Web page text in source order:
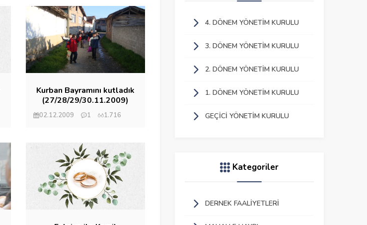
Kurban Bayramını kutladık
(27/28/29/30.11.2009)
02.12.2009 1
1.716
4. DÖNEM YÖNETIM KURULU
3. DÖNEM YÖNETIM KURULU
2. DÖNEM YÖNETIM KURULU
1. DÖNEM YÖNETIM KURULU
GEÇICI YÖNETIM KURULU
Kategoriler
DERNEK FAALIYETLERI